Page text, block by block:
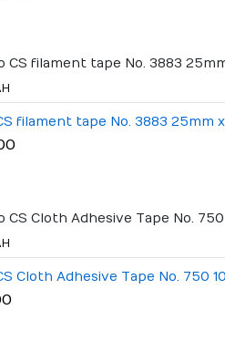
filament tape No. 3883 25mm
Cloth Adhesive Tape No. 750